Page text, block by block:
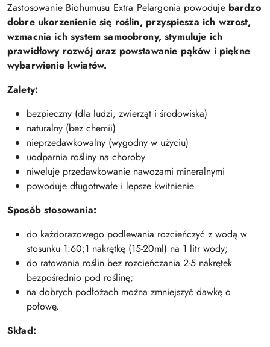
Zastosowanie Biohumusu Extra Pelargonia powoduje bardzo
dobre ukorzenienie się roślin, przyspiesza ich wzrost,
wzmacnia ich system samoobrony, stymuluje ich
prawidłowy rozwój oraz powstawanie pąków i piękne
wybarwienie kwiatów.
Zalety:
bezpieczny (dla ludzi, zwierząt i środowiska)
naturalny (bez chemii)
nieprzedawkowalny (wygodny w użyciu)
uodparnia rośliny na choroby
niweluje przedawkowanie nawozami mineralnymi
powoduje długotrwałe i lepsze kwitnienie
Sposób stosowania:
do każdorazowego podlewania rozcieńczyć z wodą w
stosunku 1:60;1 nakrętkę (15-20ml) na 1 litr wody;
do ratowania roślin bez rozcieńczania 2-5 nakrętek
bezpośrednio pod roślinę;
na dobrych podłożach można zmniejszyć dawkę o
połowę.
Skład: